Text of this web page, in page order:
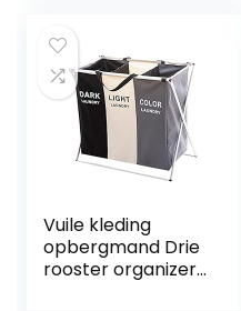
Vuile kleding
opbergmand Drie
rooster organizer